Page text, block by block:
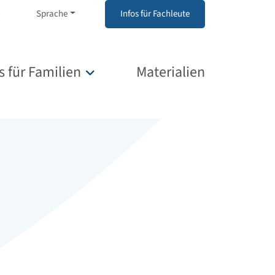
Sprache Infos für Fachleute
für Familien Untermenü für „Infos für Familien“
Materialien